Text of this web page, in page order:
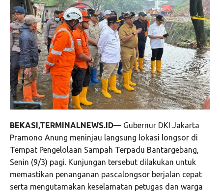
BEKASI,TERMINALNEWS.ID— Gubernur DKI Jakarta
Pramono Anung meninjau langsung lokasi longsor di
Tempat Pengelolaan Sampah Terpadu Bantargebang,
Senin (9/3) pagi. Kunjungan tersebut dilakukan untuk
memastikan penanganan pascalongsor berjalan cepat
serta mengutamakan keselamatan petugas dan warga